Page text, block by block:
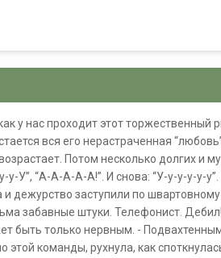
у нас проходит этот торжественный
вся его нерастраченная
Потом несколько долгих и
у-У”, “А-А-А-А-А!”. И снова: “У-у-у-у-у-
дежурство заступили по
забавные штуки. Телефонист.
быть только нервным. -
команды, рухнула, как